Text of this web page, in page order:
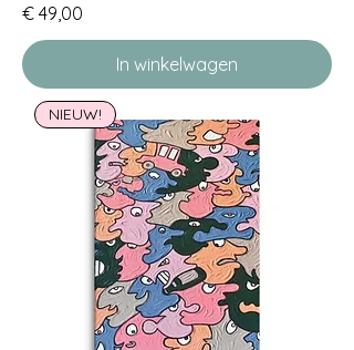
Prijs
€ 49,00
In winkelwagen
NIEUW!